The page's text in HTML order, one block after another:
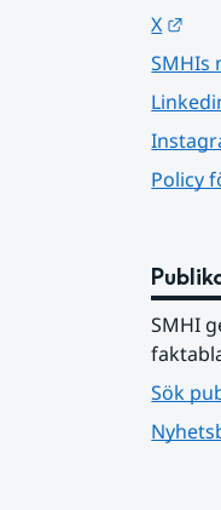
X
SMHIs
Policy
SMHI
Sök